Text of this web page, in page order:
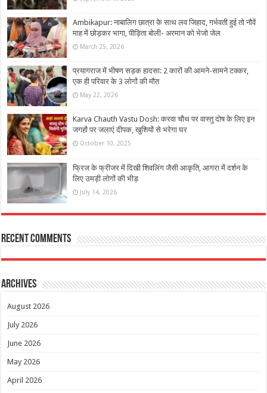
Ambikapur: नाबालिग छात्रा के साथ लव जिहाद, गर्भवती हुई तो नौवें
माह में छोड़कर भागा, पीड़िता बोली- अरमान को भेजो जेल
March 25, 2026
प्रयागराज में भीषण सड़क हादसा: 2 कारों की आमने-सामने टक्कर,
एक ही परिवार के 3 लोगों की मौत
May 22, 2026
Karva Chauth Vastu Dosh: करवा चौथ पर वास्तु दोष के लिए इन
जगहों पर जलाएं दीपक, खुशियों से भरेगा घर
October 10, 2025
फ्रिज के फ्रीजर में दिखी शिवलिंग जैसी आकृति, आगरा में दर्शन के
लिए उमड़ी लोगों की भीड़
July 14, 2026
Recent Comments
Archives
August 2026
July 2026
June 2026
May 2026
April 2026